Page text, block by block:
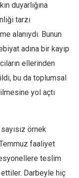
duyarlığına
tarzı
alanıydı. Bunun
adına bir kayıp
ellerinden
bu da toplumsal
yol açtı
örnek
faaliyet
teslim
Darbeyle hiç